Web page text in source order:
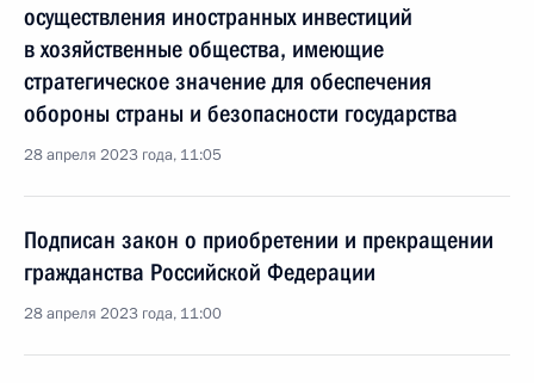
осуществления иностранных инвестиций
в хозяйственные общества, имеющие
стратегическое значение для обеспечения
обороны страны и безопасности государства
28 апреля 2023 года, 11:05
Подписан закон о приобретении и прекращении
гражданства Российской Федерации
28 апреля 2023 года, 11:00